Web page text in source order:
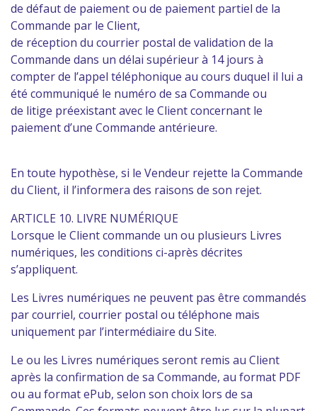
de défaut de paiement ou de paiement partiel de la
Commande par le Client,
de réception du courrier postal de validation de la
Commande dans un délai supérieur à 14 jours à
compter de l’appel téléphonique au cours duquel il lui a
été communiqué le numéro de sa Commande ou
de litige préexistant avec le Client concernant le
paiement d’une Commande antérieure.
En toute hypothèse, si le Vendeur rejette la Commande
du Client, il l’informera des raisons de son rejet.
ARTICLE 10. LIVRE NUMÉRIQUE
Lorsque le Client commande un ou plusieurs Livres
numériques, les conditions ci-après décrites
s’appliquent.
Les Livres numériques ne peuvent pas être commandés
par courriel, courrier postal ou téléphone mais
uniquement par l’intermédiaire du Site.
Le ou les Livres numériques seront remis au Client
après la confirmation de sa Commande, au format PDF
ou au format ePub, selon son choix lors de sa